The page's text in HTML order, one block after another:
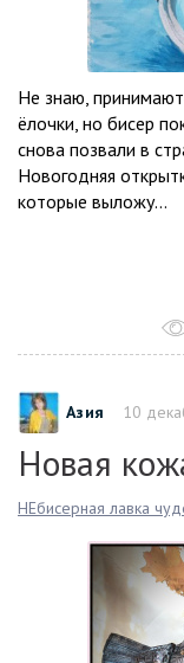
Не знаю,
ёлочки, но бисер
снова позвали в
Новогодняя
которые выложу...
Азия 10
Новая
НЕбисерная лавка